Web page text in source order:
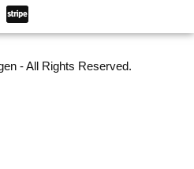
- All Rights Reserved.